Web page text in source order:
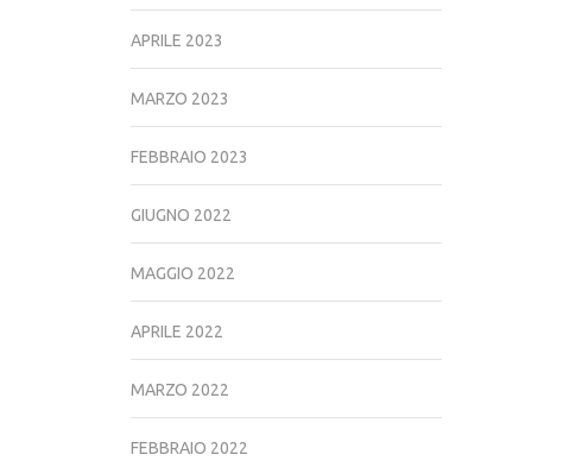
APRILE 2023
MARZO 2023
FEBBRAIO 2023
GIUGNO 2022
MAGGIO 2022
APRILE 2022
MARZO 2022
FEBBRAIO 2022